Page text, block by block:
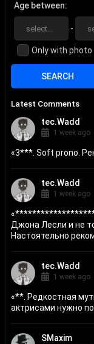
Age between
-
Only with photo
Latest Comments
«3***. Soft prono.
tec.Wadd
1 week ago
«
Джона Лесли и не
Настоятельно
tec.Wadd
1 week ago
«**. Редкостная
актрисами нужно
tec.Wadd
1 week ago
SMaxim